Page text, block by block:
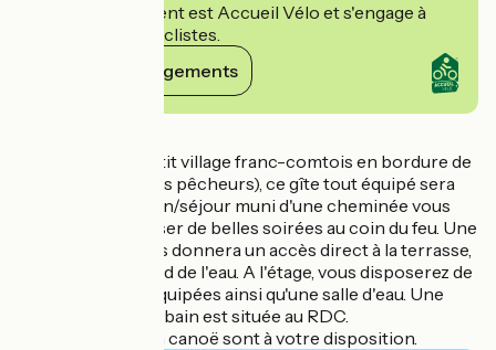
Cet établissement est Accueil Vélo et s'engage à
accueillir des cyclistes.
Voir ses engagements
Situé à Ormoy, petit village franc-comtois en bordure de
Saône (paradis des pêcheurs), ce gîte tout équipé sera
vous ravir. Un salon/séjour muni d'une cheminée vous
permettra de passer de belles soirées au coin du feu. Une
belle véranda vous donnera un accès direct à la terrasse,
au jardin, et au bord de l'eau. A l'étage, vous disposerez de
deux chambres équipées ainsi qu'une salle d'eau. Une
deuxième salle de bain est située au RDC.
Un vélo VTT et un canoë sont à votre disposition.